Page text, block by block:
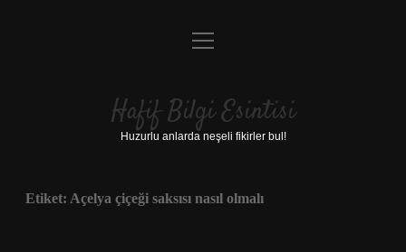
Anasayfa
Yasal Uyarı
menüyü
Hafif Bilgi Esintisi
Huzurlu anlarda neşeli fikirler bul!
Etiket: Açelya çiçeği saksısı nasıl olmalı